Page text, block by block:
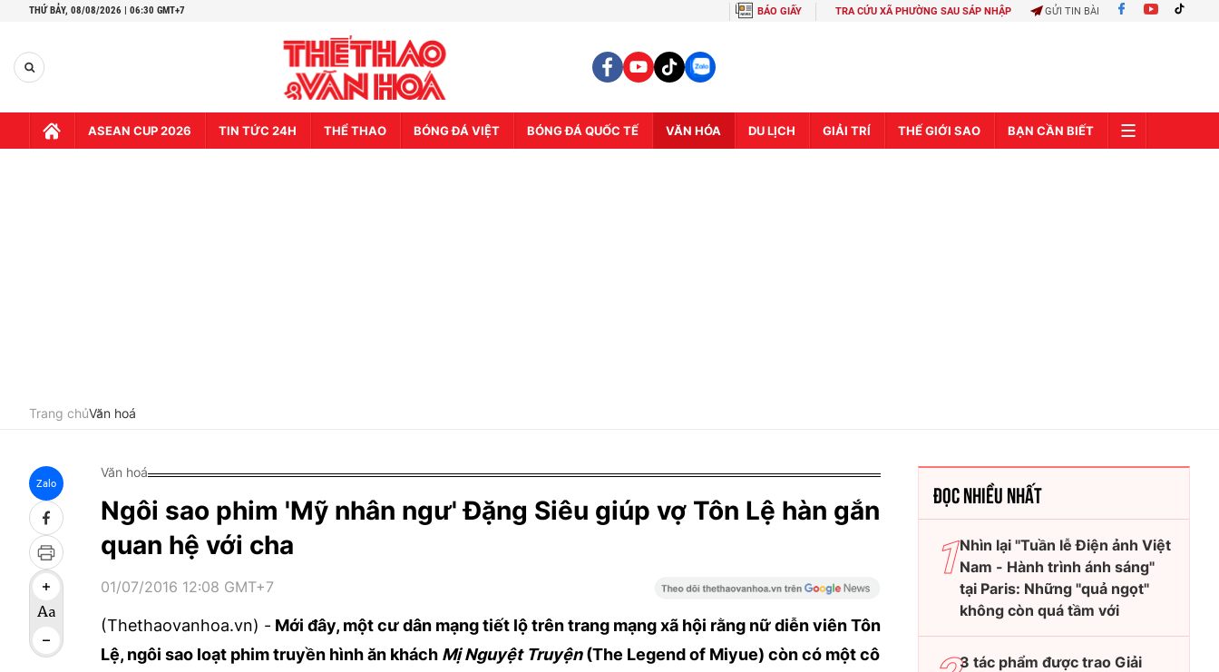
THỨ BẢY, 08/08/2026 | 06:30 GMT+7 BÁO GIẤY TRA CỨU XÃ PHƯỜNG SAU SÁP NHẬP GỬI TIN BÀI
ASEAN CUP 2026 TIN TỨC 24H THỂ THAO BÓNG ĐÁ VIỆT BÓNG ĐÁ QUỐC TẾ VĂN HÓA DU LỊCH GIẢI TRÍ THẾ GIỚI SAO BẠN CẦN BIẾT
Trang chủVăn hoá
Zalo
Văn hoá
Ngôi sao phim 'Mỹ nhân ngư' Đặng Siêu giúp vợ Tôn Lệ hàn gắn
quan hệ với cha
01/07/2016 12:08 GMT+7
(Thethaovanhoa.vn) - Mới đây, một cư dân mạng tiết lộ trên trang mạng xã hội rằng nữ diễn viên Tôn
Lệ, ngôi sao loạt phim truyền hình ăn khách Mị Nguyệt Truyện(The Legend of Miyue) còn có một cô
ĐỌC NHIỀU NHẤT
Nhìn lại "Tuần lễ Điện ảnh Việt
Nam - Hành trình ánh sáng"
tại Paris: Những "quả ngọt"
không còn quá tầm với
3 tác phẩm được trao Giải